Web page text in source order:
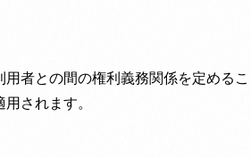
者との間の権利義務関係を定めるこ
されます。